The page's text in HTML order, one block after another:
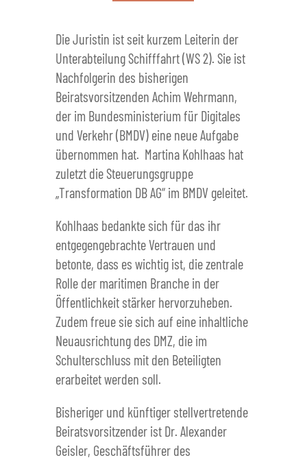
Die Juristin ist seit kurzem Leiterin der
Unterabteilung Schifffahrt (WS 2). Sie ist
Nachfolgerin des bisherigen
Beiratsvorsitzenden Achim Wehrmann,
der im Bundesministerium für Digitales
und Verkehr (BMDV) eine neue Aufgabe
übernommen hat. Martina Kohlhaas hat
zuletzt die Steuerungsgruppe
„Transformation DB AG“ im BMDV geleitet.
Kohlhaas bedankte sich für das ihr
entgegengebrachte Vertrauen und
betonte, dass es wichtig ist, die zentrale
Rolle der maritimen Branche in der
Öffentlichkeit stärker hervorzuheben.
Zudem freue sie sich auf eine inhaltliche
Neuausrichtung des DMZ, die im
Schulterschluss mit den Beteiligten
erarbeitet werden soll.
Bisheriger und künftiger stellvertretende
Beiratsvorsitzender ist Dr. Alexander
Geisler, Geschäftsführer des